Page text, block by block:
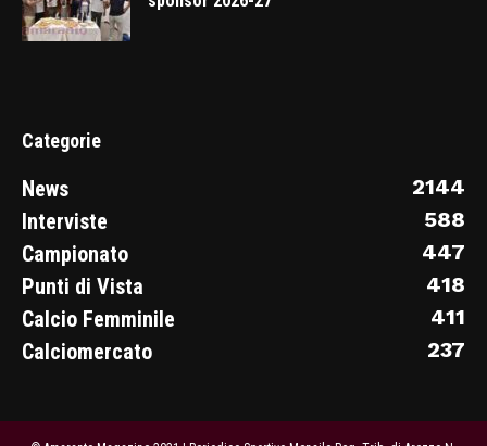
Categorie
News
2144
Interviste
588
Campionato
447
Punti di Vista
418
Calcio Femminile
411
Calciomercato
237